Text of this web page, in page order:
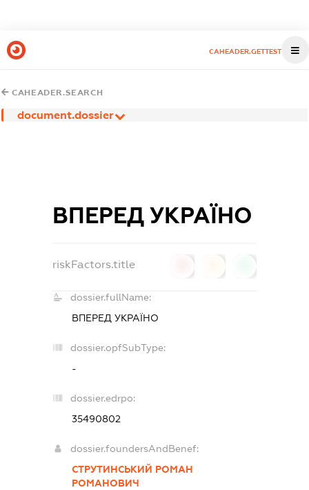
CAHEADER.GETTEST
CAHEADER.SEARCH
document.dossier
ВПЕРЕД УКРАЇНО
riskFactors.title
dossier.fullName:
ВПЕРЕД УКРАЇНО
dossier.opfSubType:
-
dossier.edrpo:
35490802
dossier.foundersAndBenef:
СТРУТИНСЬКИЙ РОМАН
РОМАНОВИЧ